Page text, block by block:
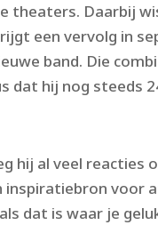
theaters. Daarbij
een vervolg in
band. Die
dat hij nog steeds
hij al veel reacties
inspiratiebron voor
dat is waar je